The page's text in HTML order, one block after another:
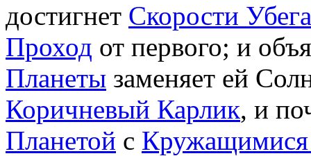
достигнет Скорости
Проход от первого; и
Планеты заменяет ей
Коричневый Карлик, и
Планетой с